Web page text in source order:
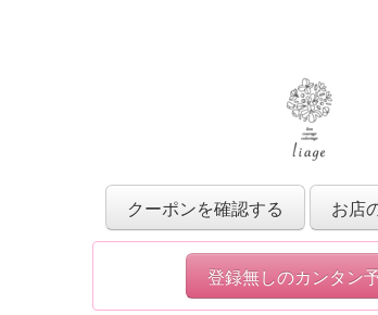
クーポンを確認する お店
登録無しのカンタン